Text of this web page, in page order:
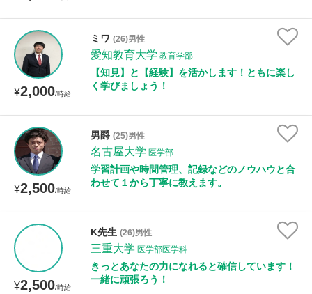
¥2,000/時給
ミワ (26)男性
愛知教育大学 教育学部
【知見】と【経験】を活かします！ともに楽し
く学びましょう！
¥2,500/時給
男爵 (25)男性
名古屋大学 医学部
学習計画や時間管理、記録などのノウハウと合
わせて１から丁寧に教えます。
¥2,500/時給
K先生 (26)男性
三重大学 医学部医学科
きっとあなたの力になれると確信しています！
一緒に頑張ろう！